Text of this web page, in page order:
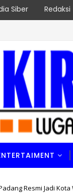
Siber Redaksi
Resmi Jadi